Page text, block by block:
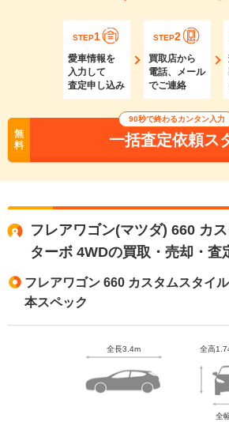
STEP1
愛車情報を
入力して
査定申し込み
STEP2
買取店から
電話、メール
でご連絡
無
料
90秒で終わるカンタン入力
一括査定依頼ス
フレアワゴン(マツダ) 660 カ
ターボ 4WDの買取・売却・査
フレアワゴン 660 カスタムスタイ
本スペック
全長3.4m 全高
全